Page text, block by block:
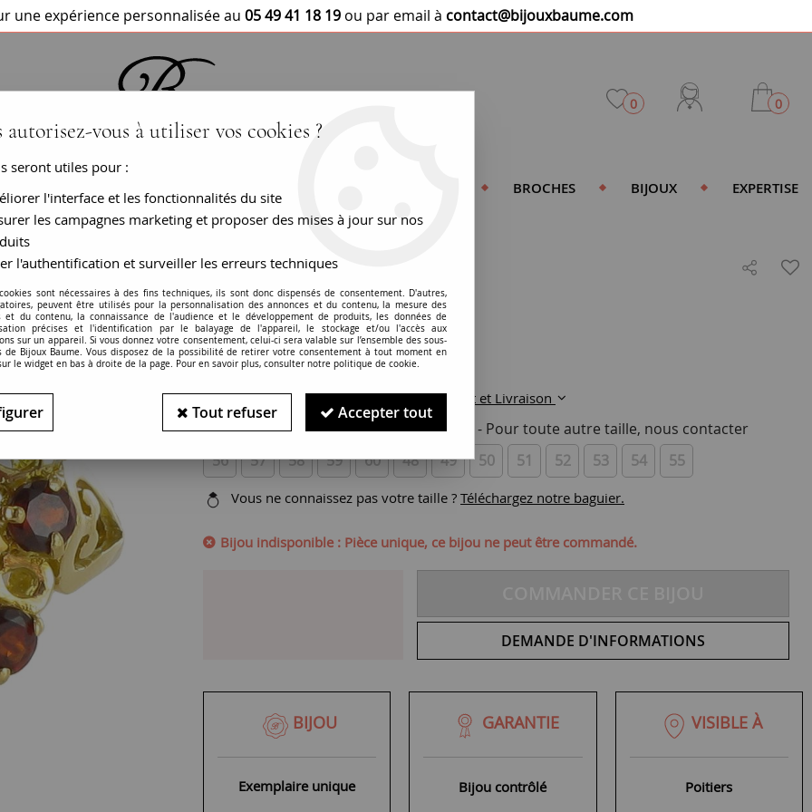
une expérience personnalisée au 05 49 41 18 19 ou par email à contact@bijouxbaume.com
0 0
BROCHES BIJOUX EXPERTISE
Bague ancienne grenats
RÉF. : 15-001
BIJOU VENDU
En savoir plus Garanties Paiement et Livraison
SERVICE OFFERT :Choisissez votre taille - Pour toute autre taille, nous contacter
56
57 58 59 60 48 49 50 51 52 53 54 55
Vous ne connaissez pas votre taille ? Téléchargez notre baguier.
Bijou indisponible : Pièce unique, ce bijou ne peut être commandé.
DEMANDE D'INFORMATIONS
BIJOU
Exemplaire unique
GARANTIE
Bijou contrôlé
VISIBLE À
Poitiers
autorisez-vous à utiliser vos cookies ?
seront utiles pour :
l'interface et les fonctionnalités du site
les campagnes marketing et proposer des mises à jour sur nos
l'authentification et surveiller les erreurs techniques
sont nécessaires à des fins techniques, ils sont donc dispensés de consentement. D'autres,
peuvent être utilisés pour la personnalisation des annonces et du contenu, la mesure des
et du contenu, la connaissance de l'audience et le développement de produits, les données de
précises et l'identification par le balayage de l'appareil, le stockage et/ou l'accès aux
sur un appareil. Si vous donnez votre consentement, celui-ci sera valable sur l’ensemble des sous-
de Bijoux Baume. Vous disposez de la possibilité de retirer votre consentement à tout moment en
le widget en bas à droite de la page. Pour en savoir plus, consulter notre politique de cookie.
Tout refuser Accepter tout